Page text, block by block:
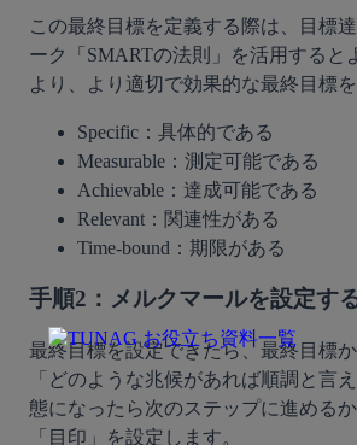
この最終目標を定義する際は、目標
ーク「SMARTの法則」を活用すると
より、より適切で効果的な最終目標
Specific：具体的である
Measurable：測定可能である
Achievable：達成可能である
Relevant：関連性がある
Time-bound：期限がある
手順2：メルクマールを設定す
最終目標を設定できたら、最終目標
「どのような兆候があれば順調と言
態になったら次のステップに進める
「目印」を設定します。